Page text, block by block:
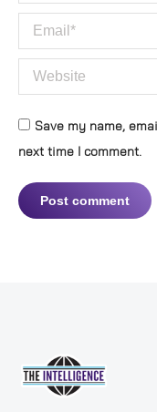
Email *
Website
Save my name,
next time I comment.
Post comment